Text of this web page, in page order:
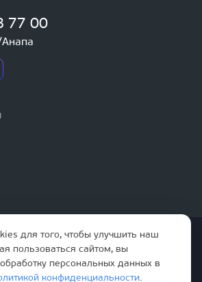
77 00
Анапа
указанная на сайте,
и межкомнатных дверей
для того, чтобы улучшить наш
пользоваться сайтом, вы
персональных данных в
конфиденциальности.